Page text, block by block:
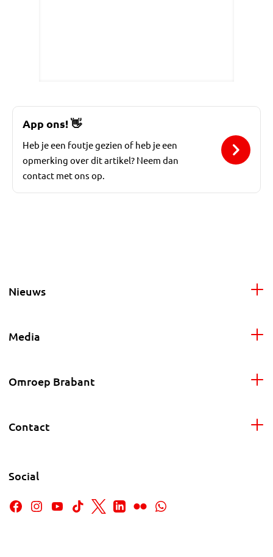
App ons!👋
Heb je een foutje gezien of heb je een
opmerking over dit artikel? Neem dan
contact met ons op.
Nieuws
Media
Omroep Brabant
Contact
Social